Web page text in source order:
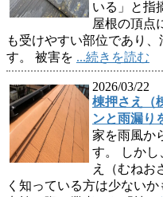
いる」と指
屋根の頂点
も受けやすい部位であり
す。 被害を ...続きを読む
2026/03/22
棟押さえ（
ンと雨漏り
家を雨風か
す。 しかし
え（むねお
く知っている方は少ない